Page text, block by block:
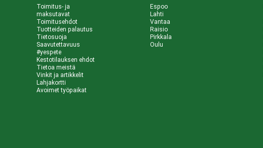
Toimitus- ja
maksutavat
Toimitusehdot
Tuotteiden palautus
Tietosuoja
Saavutettavuus
#yespete
Kestotilauksen ehdot
Tietoa meistä
Vinkit ja artikkelit
Lahjakortti
Avoimet työpaikat
Espoo
Lahti
Vantaa
Raisio
Pirkkala
Oulu